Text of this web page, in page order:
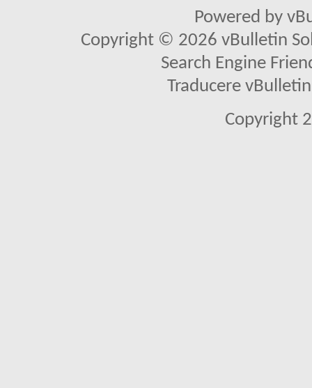
Powered by
Copyright © 2026 vBulletin
Search Engine
Traducere
Copyright